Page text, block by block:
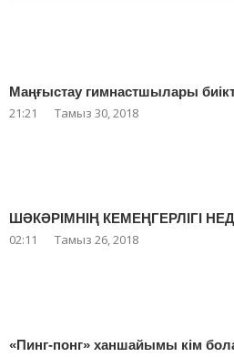
Маңғыстау гимнастшылары
21:21 Тамыз 30, 2018
ШӘКӘРІМНІҢ КЕМЕҢГЕРЛІГІ
02:11 Тамыз 26, 2018
«Пинг-понг» ханшайымы кім